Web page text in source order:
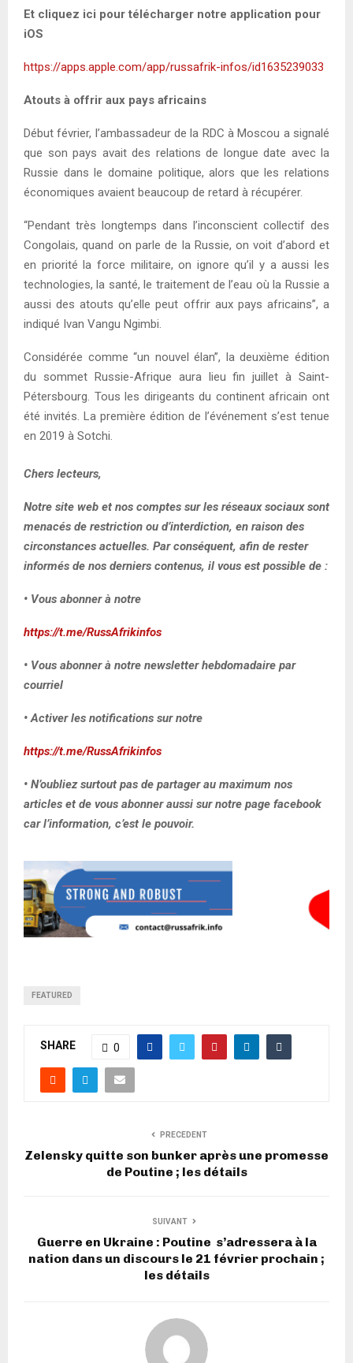
Et cliquez ici pour télécharger notre application pour
iOS
https://apps.apple.com/app/russafrik-infos/id1635239033
Atouts à offrir aux pays africains
Début février, l’ambassadeur de la RDC à Moscou a signalé
que son pays avait des relations de longue date avec la
Russie dans le domaine politique, alors que les relations
économiques avaient beaucoup de retard à récupérer.
“Pendant très longtemps dans l’inconscient collectif des
Congolais, quand on parle de la Russie, on voit d’abord et
en priorité la force militaire, on ignore qu’il y a aussi les
technologies, la santé, le traitement de l’eau où la Russie a
aussi des atouts qu’elle peut offrir aux pays africains”, a
indiqué Ivan Vangu Ngimbi.
Considérée comme “un nouvel élan”, la deuxième édition
du sommet Russie-Afrique aura lieu fin juillet à Saint-
Pétersbourg. Tous les dirigeants du continent africain ont
été invités. La première édition de l’événement s’est tenue
en 2019 à Sotchi.
Chers lecteurs,
Notre site web et nos comptes sur les réseaux sociaux sont
menacés de restriction ou d’interdiction, en raison des
circonstances actuelles. Par conséquent, afin de rester
informés de nos derniers contenus, il vous est possible de :
• Vous abonner à notre
https://t.me/RussAfrikinfos
• Vous abonner à notre newsletter hebdomadaire par
courriel
• Activer les notifications sur notre
https://t.me/RussAfrikinfos
• N’oubliez surtout pas de partager au maximum nos
articles et de vous abonner aussi sur notre page facebook
car l’information, c’est le pouvoir.
FEATURED
SHARE 0
PRECEDENT
Zelensky quitte son bunker après une promesse
de Poutine ; les détails
SUIVANT
Guerre en Ukraine : Poutine s’adressera à la
nation dans un discours le 21 février prochain ;
les détails